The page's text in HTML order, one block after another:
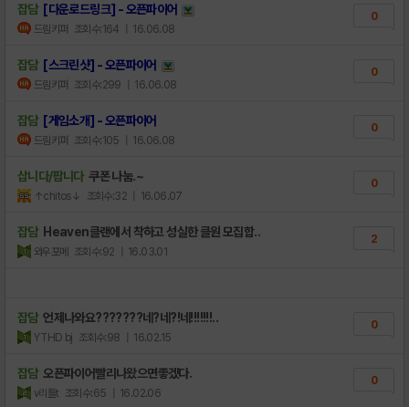
잡담 [다운로드링크] - 오픈파이어
드림키퍼 조회수:164 | 16.06.08
0
잡담 [스크린샷] - 오픈파이어
드림키퍼 조회수:299 | 16.06.08
0
잡담 [게임소개] - 오픈파이어
드림키퍼 조회수:105 | 16.06.08
0
삽니다/팝니다 쿠폰 나눔.~
↑chitos↓ 조회수:32 | 16.06.07
0
잡담 Heaven클랜에서 착하고 성실한 클원 모집합..
와우포메 조회수:92 | 16.03.01
2
잡담 언제나와요???????네?네?!네!!!!!!!..
YTHD bj 조회수:98 | 16.02.15
0
잡담 오픈파이어빨리나왔으면좋겠다.
v리틀t 조회수:65 | 16.02.06
0